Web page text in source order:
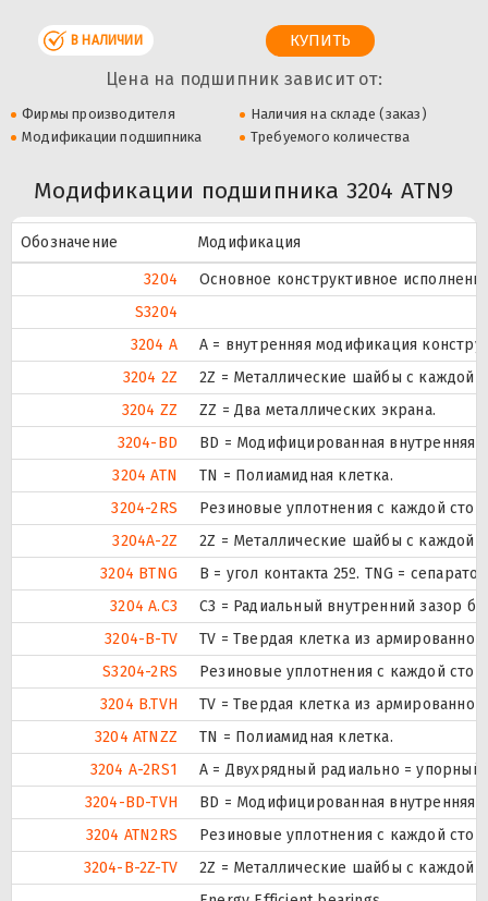
В НАЛИЧИИ
Цена на подшипник зависит от:
Фирмы производителя
Наличия на складе (заказ)
Модификации подшипника
Требуемого количества
Модификации подшипника 3204 ATN9
Обозначение
Модификация
3204
Основное конструктивное
S3204
3204 A
A = внутренняя модификация
3204 2Z
2Z = Металлические шайбы с каждой
3204 ZZ
ZZ = Два металлических экрана.
3204-BD
BD = Модифицированная внутренняя
3204 ATN
TN = Полиамидная клетка.
3204-2RS
Резиновые уплотнения с каждой
3204A-2Z
2Z = Металлические шайбы с каждой
3204 BTNG
B = угол контакта 25º. TNG =
3204 A.C3
C3 = Радиальный внутренний зазор
3204-B-TV
TV = Твердая клетка из
S3204-2RS
Резиновые уплотнения с каждой
3204 B.TVH
TV = Твердая клетка из
3204 ATNZZ
TN = Полиамидная клетка.
3204 A-2RS1
A = Двухрядный радиально = упорный
3204-BD-TVH
BD = Модифицированная внутренняя
3204 ATN2RS
Резиновые уплотнения с каждой
3204-B-2Z-TV
2Z = Металлические шайбы с каждой